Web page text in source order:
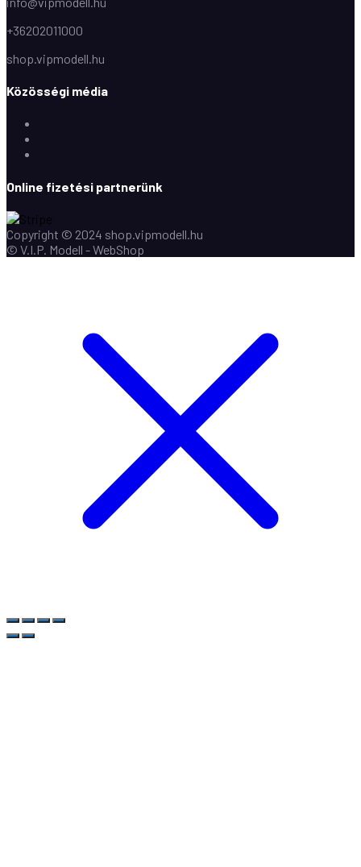
+36202011000
shop.vipmodell.hu
Közösségi média
Online fizetési partnerünk
Copyright © 2024 shop.vipmodell.hu
© V.I.P. Modell - WebShop